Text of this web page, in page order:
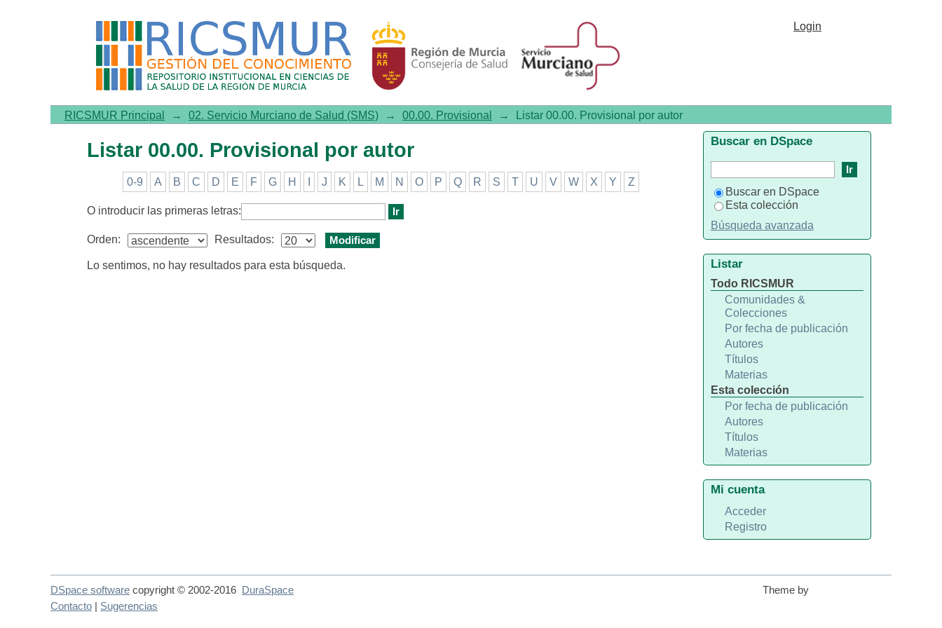
Listar 00.00. Provisional por autor Login
RICSMUR Principal → 02. Servicio Murciano de Salud (SMS) → 00.00. Provisional → Listar 00.00. Provisional por autor
Listar 00.00. Provisional por autor
0-9 A B C D E F G H J K L M N O P Q R S T U V W X Y Z
O introducir las primeras letras:
Orden: Resultados:
Lo sentimos, no hay resultados para esta búsqueda.
Buscar en DSpace
Buscar en DSpace
Esta colección
Búsqueda avanzada
Listar
Todo RICSMUR
Comunidades &
Colecciones
Por fecha de publicación
Autores
Títulos
Materias
Esta colección
Por fecha de publicación
Autores
Títulos
Materias
Mi cuenta
Acceder
Registro
DSpace software copyright © 2002-2016 DuraSpace
Theme by
Contacto
Sugerencias